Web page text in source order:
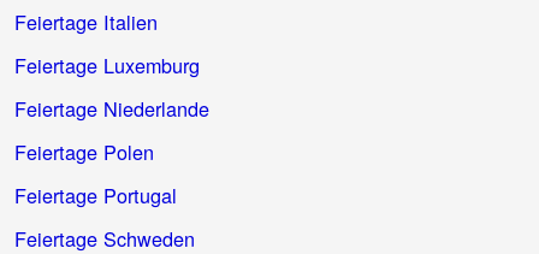
Feiertage Italien
Feiertage Luxemburg
Feiertage Niederlande
Feiertage Polen
Feiertage Portugal
Feiertage Schweden